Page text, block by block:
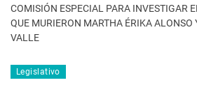
COMISIÓN ESPECIAL PARA INVESTIGAR
QUE MURIERON MARTHA ÉRIKA ALONSO
VALLE
Legislativo